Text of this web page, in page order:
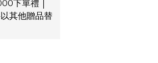
下單禮 │
其他贈品替